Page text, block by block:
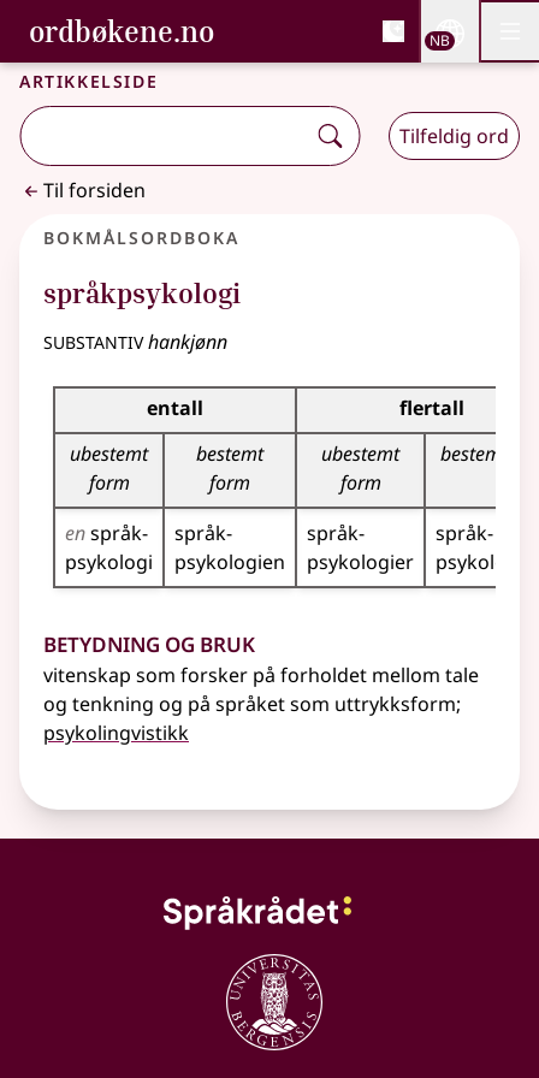
Gå til hovedinnhold
Tilgjengelighet
ordbøkene.no, Bokmålsordboka og
Bokmålsordboka og Nynorskordboka
NB
Artikkelside
Tilfeldig ord
Til forsiden
Bokmålsordboka
språkpsykologi
substantivhankjønn
Bøyingstabell for dette substantivet
entall
flertall
ubestemt
form
bestemt
form
ubestemt
form
bestemt
enspråk­
psykologi
språk­
psykologien
språk­
psykologier
språk­
Betydning og bruk
vitenskap som forsker på forholdet mellom tale
og tenkning og på språket som uttrykksform;
psykolingvistikk